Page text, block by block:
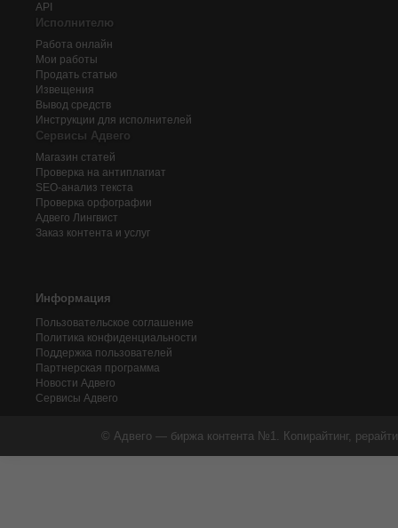
API
Исполнителю
Работа онлайн
Мои работы
Продать статью
Извещения
Вывод средств
Инструкции для исполнителей
Сервисы Адвего
Магазин статей
Проверка на антиплагиат
SEO-анализ текста
Проверка орфографии
Адвего Лингвист
Заказ контента и услуг
Информация
Пользовательское соглашение
Политика конфиденциальности
Поддержка пользователей
Партнерская программа
Новости Адвего
Сервисы Адвего
© Адвего — биржа контента №1. Копирайтинг,